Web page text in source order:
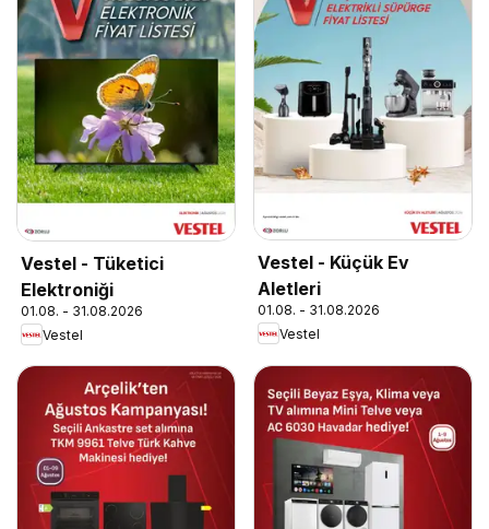
Vestel - Tüketici
Elektroniği
01.08. - 31.08.2026
Vestel
Vestel - Küçük Ev
Aletleri
01.08. - 31.08.2026
Vestel